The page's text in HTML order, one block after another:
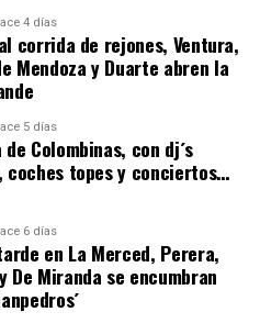
2026
4 días
corrida de rejones, Ventura,
Mendoza y Duarte abren la
5 días
Colombinas, con dj´s
coches topes y conciertos…
6 días
en La Merced, Perera,
De Miranda se encumbran